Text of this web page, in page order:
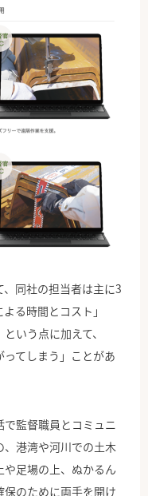
同社の担当者は主に3
る時間とコスト」
いう点に加えて、
ってしまう」ことがあ
監督職員とコミュニ
港湾や河川での土木
足場の上、ぬかるん
のために両手を開け